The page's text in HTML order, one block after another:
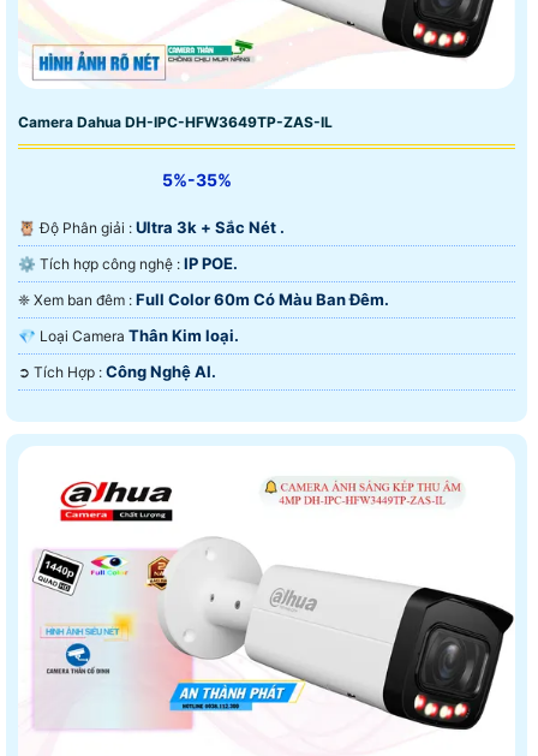
Camera Dahua DH-IPC-HFW3649TP-ZAS-IL
5%-35%
🦉 Độ Phân giải : Ultra 3k + Sắc Nét .
⚙ Tích hợp công nghệ : IP POE.
❈ Xem ban đêm : Full Color 60m Có Màu Ban Ðêm.
💎 Loại Camera Thân Kim loại.
️➲ Tích Hợp : Công Nghệ AI.